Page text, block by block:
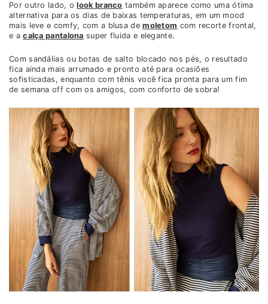
Por outro lado, olook branco também aparece como uma ótima
alternativa para os dias de baixas temperaturas, em um mood
mais leve e comfy, com a blusa demoletom com recorte frontal,
e acalça pantalona super fluida e elegante.
Com sandálias ou botas de salto blocado nos pés, o resultado
fica ainda mais arrumado e pronto até para ocasiões
sofisticadas, enquanto com tênis você fica pronta para um fim
de semana off com os amigos, com conforto de sobra!